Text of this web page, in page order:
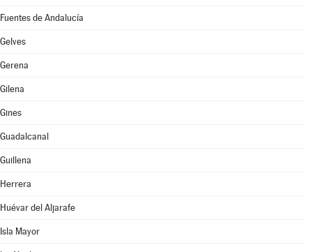
Fuentes de Andalucía
Gelves
Gerena
Gilena
Gines
Guadalcanal
Guillena
Herrera
Huévar del Aljarafe
Isla Mayor